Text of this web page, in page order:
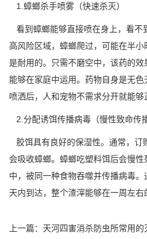
1.蟑螂杀手喷雾（快速杀灭）
看到蟑螂能够直接喷在身上，看不
高风险区域，蟑螂爬过，可能在半
是耐用的。只需不磨空中，该药的
能够在家庭中运用。药物自身是无
喷洒后，人和宠物不需求分开就能够
2.分配诱饵传播病毒（慢性致命传播
胶饵具有良好的保湿性。通常，订
会吸收蟑螂。蟑螂吃塑料饵后会慢性
中，被同一种食物吞噬并传播病毒
天内到达，整个渣滓能够在一周左右
上一篇： 天河四害消杀防虫所常用